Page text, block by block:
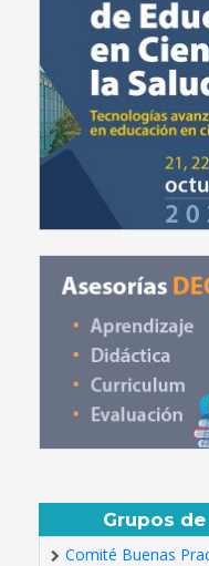
Grupos
Comité Buenas